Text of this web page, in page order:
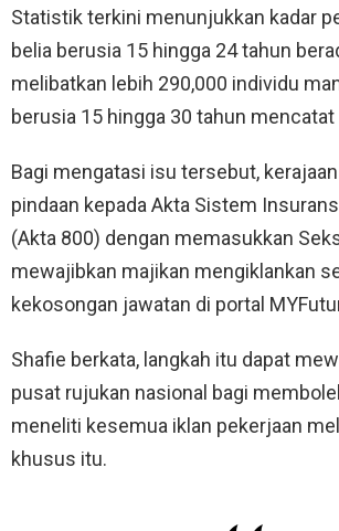
Statistik terkini menunjukkan kadar
belia berusia 15 hingga 24 tahun
melibatkan lebih 290,000 individu
berusia 15 hingga 30 tahun mencatat
Bagi mengatasi isu tersebut,
pindaan kepada Akta Sistem
(Akta 800) dengan memasukkan
mewajibkan majikan mengiklankan
kekosongan jawatan di portal
Shafie berkata, langkah itu dapat
pusat rujukan nasional bagi
meneliti kesemua iklan pekerjaan
khusus itu.